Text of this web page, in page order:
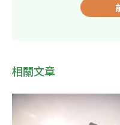
相關文章